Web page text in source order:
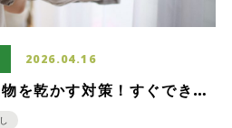
2026.04.16
を乾かす対策！すぐできる
き対策